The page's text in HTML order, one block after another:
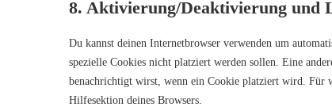
8. Aktivierung/Deaktivierung und
Du kannst deinen Internetbrowser verwenden um
spezielle Cookies nicht platziert werden sollen. Eine
benachrichtigt wirst, wenn ein Cookie platziert wird. Für
Hilfesektion deines Browsers.